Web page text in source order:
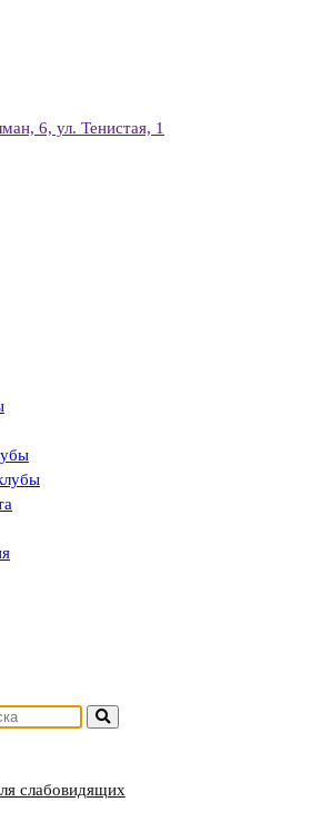
6, ул. Тенистая, 1
г. Набережные Челны
центр, г. Набережные Челны
слабовидящих